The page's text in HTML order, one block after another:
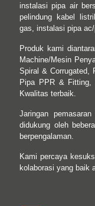
instalasi pipa air
pelindung kabel
gas, instalasi pipa
Produk kami
Machine/Mesin
Spiral & Corrugated,
Pipa PPR & Fitting,
Kwalitas terbaik.
Jaringan
didukung oleh
berpengalaman.
Kami percaya
kolaborasi yang baik